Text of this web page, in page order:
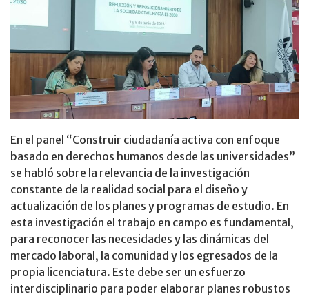
En el panel “Construir ciudadanía activa con enfoque
basado en derechos humanos desde las universidades”
se habló sobre la relevancia de la investigación
constante de la realidad social para el diseño y
actualización de los planes y programas de estudio. En
esta investigación el trabajo en campo es fundamental,
para reconocer las necesidades y las dinámicas del
mercado laboral, la comunidad y los egresados de la
propia licenciatura. Este debe ser un esfuerzo
interdisciplinario para poder elaborar planes robustos